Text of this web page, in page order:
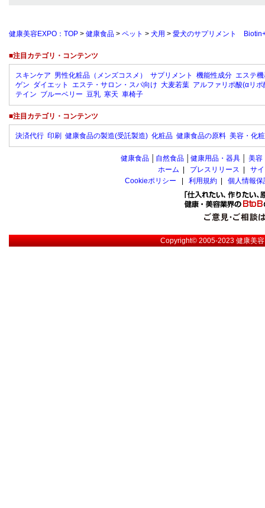
健康美容EXPO：TOP > 健康食品 > ペット > 犬用 > 愛犬のサプリメント
■注目カテゴリ・コンテンツ
スキンケア 男性化粧品（メンズコスメ） サプリメント 機能性成分 エステ
ゲン ダイエット エステ・サロン・スパ向け 大麦若葉 アルファリポ酸(αリポ
テイン ブルーベリー 豆乳 寒天 車椅子
■注目カテゴリ・コンテンツ
決済代行 印刷 健康食品の製造(受託製造) 化粧品 健康食品の原料 美容・化
健康食品 自然食品 健康用品・器具 美容
ホーム
プレスリリース
サ
Cookieポリシー
利用規約 個人情報
Copyright© 2005-2023健康美